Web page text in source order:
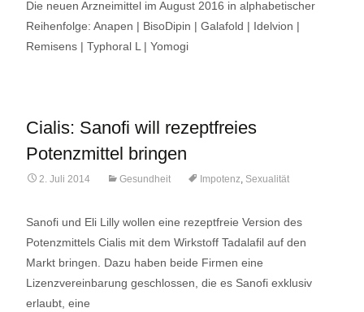
Die neuen Arzneimittel im August 2016 in alphabetischer
Reihenfolge: Anapen | BisoDipin | Galafold | Idelvion |
Remisens | Typhoral L | Yomogi
Cialis: Sanofi will rezeptfreies
Potenzmittel bringen
2. Juli 2014 Gesundheit Impotenz, Sexualität
Sanofi und Eli Lilly wollen eine rezeptfreie Version des
Potenzmittels Cialis mit dem Wirkstoff Tadalafil auf den
Markt bringen. Dazu haben beide Firmen eine
Lizenzvereinbarung geschlossen, die es Sanofi exklusiv
erlaubt, eine